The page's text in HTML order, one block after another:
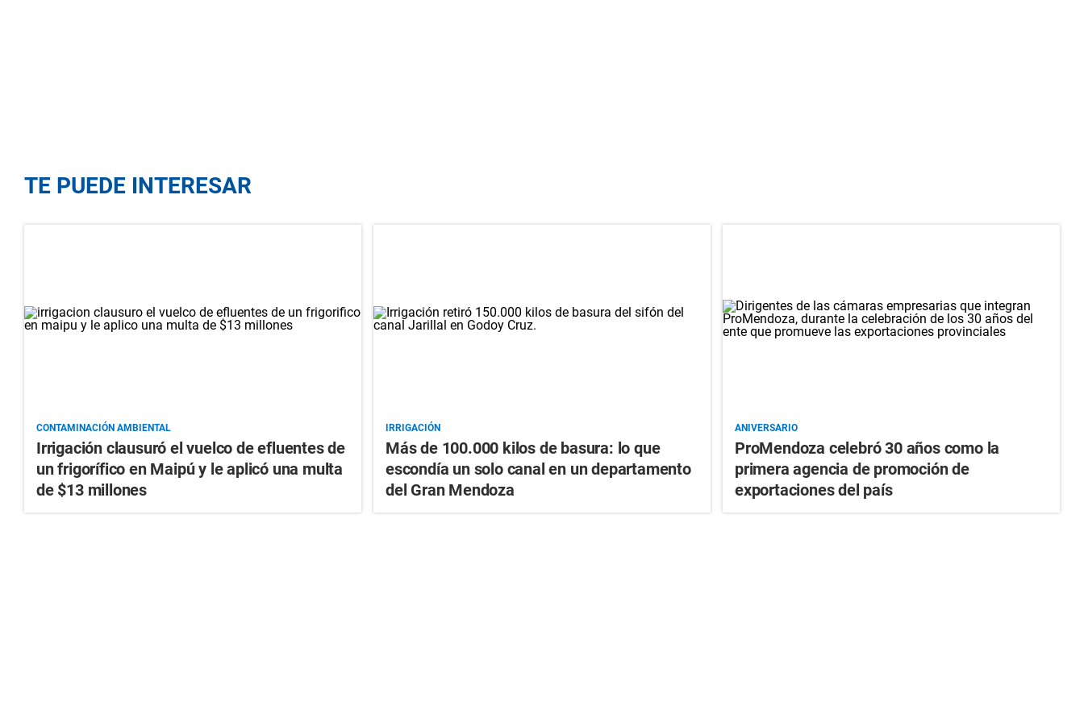
TE PUEDE INTERESAR
CONTAMINACIÓN AMBIENTAL
Irrigación clausuró el vuelco de efluentes de
un frigorífico en Maipú y le aplicó una multa
de $13 millones
IRRIGACIÓN
Más de 100.000 kilos de basura: lo que
escondía un solo canal en un departamento
del Gran Mendoza
ANIVERSARIO
ProMendoza celebró 30 años como la
primera agencia de promoción de
exportaciones del país